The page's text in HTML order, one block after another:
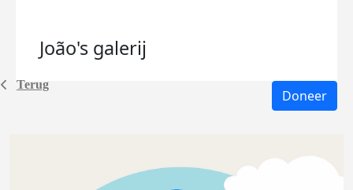
Terug
João's galerij
Doneer